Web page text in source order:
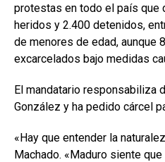
protestas en todo el país que
heridos y 2.400 detenidos,
de menores de edad, aunque
excarcelados bajo medidas
El mandatario responsabiliza
González y ha pedido cárcel
«Hay que entender la
Machado. «Maduro siente